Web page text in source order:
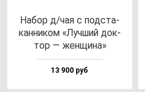
Набор д/чая с под­ста­
кан­ни­ком «Луч­ший док­
тор — жен­щи­на»
13 900 руб